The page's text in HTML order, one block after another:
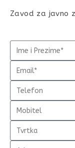
Zavod za javno